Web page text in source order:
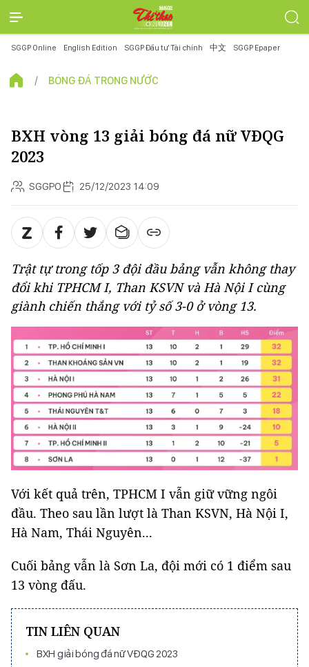
SGGP Online English Edition SGGP Đầu tư Tài chính 中文 SGGP Epaper
BÓNG ĐÁ TRONG NƯỚC
BXH vòng 13 giải bóng đá nữ VĐQG
2023
SGGPO 25/12/2023 14:09
Trật tự trong tốp 3 đội đầu bảng vẫn không thay
đổi khi TPHCM I, Than KSVN và Hà Nội I cùng
giành chiến thắng với tỷ số 3-0 ở vòng 13.
Với kết quả trên, TPHCM I vẫn giữ vững ngôi
đầu. Theo sau lần lượt là Than KSVN, Hà Nội I,
Hà Nam, Thái Nguyên...
Cuối bảng vẫn là Sơn La, đội mới có 1 điểm sau
13 vòng đấu.
TIN LIÊN QUAN
BXH giải bóng đá nữ VĐQG 2023